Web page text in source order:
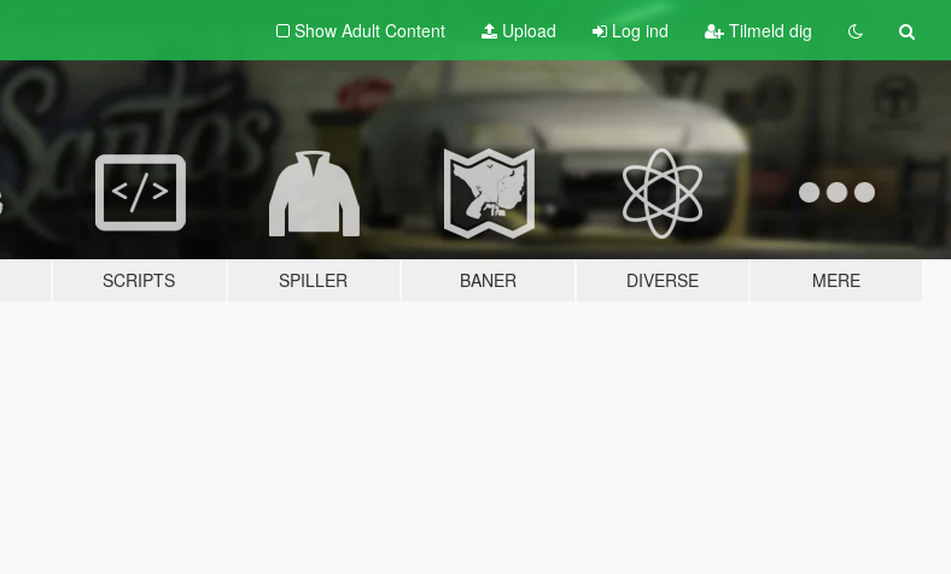
Show Adult Content Upload Log ind Tilmeld dig
SCRIPTS SPILLER BANER DIVERSE MERE